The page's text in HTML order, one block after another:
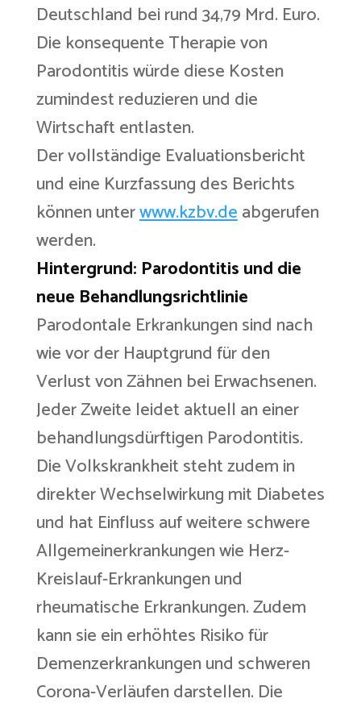
Deutschland bei rund 34,79 Mrd. Euro.
Die konsequente Therapie von
Parodontitis würde diese Kosten
zumindest reduzieren und die
Wirtschaft entlasten.
Der vollständige Evaluationsbericht
und eine Kurzfassung des Berichts
können unterwww.kzbv.deabgerufen
werden.
Hintergrund: Parodontitis und die
neue Behandlungsrichtlinie
Parodontale Erkrankungen sind nach
wie vor der Hauptgrund für den
Verlust von Zähnen bei Erwachsenen.
Jeder Zweite leidet aktuell an einer
behandlungsdürftigen Parodontitis.
Die Volkskrankheit steht zudem in
direkter Wechselwirkung mit Diabetes
und hat Einfluss auf weitere schwere
Allgemeinerkrankungen wie Herz-
Kreislauf-Erkrankungen und
rheumatische Erkrankungen. Zudem
kann sie ein erhöhtes Risiko für
Demenzerkrankungen und schweren
Corona-Verläufen darstellen. Die